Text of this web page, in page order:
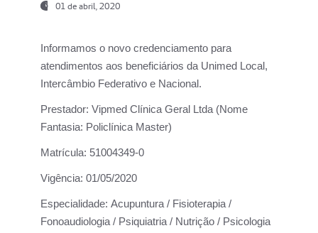
01 de abril, 2020
Informamos o novo credenciamento para
atendimentos aos beneficiários da Unimed Local,
Intercâmbio Federativo e Nacional.
Prestador: Vipmed Clínica Geral Ltda (Nome
Fantasia: Policlínica Master)
Matrícula: 51004349-0
Vigência: 01/05/2020
Especialidade: Acupuntura / Fisioterapia /
Fonoaudiologia / Psiquiatria / Nutrição / Psicologia